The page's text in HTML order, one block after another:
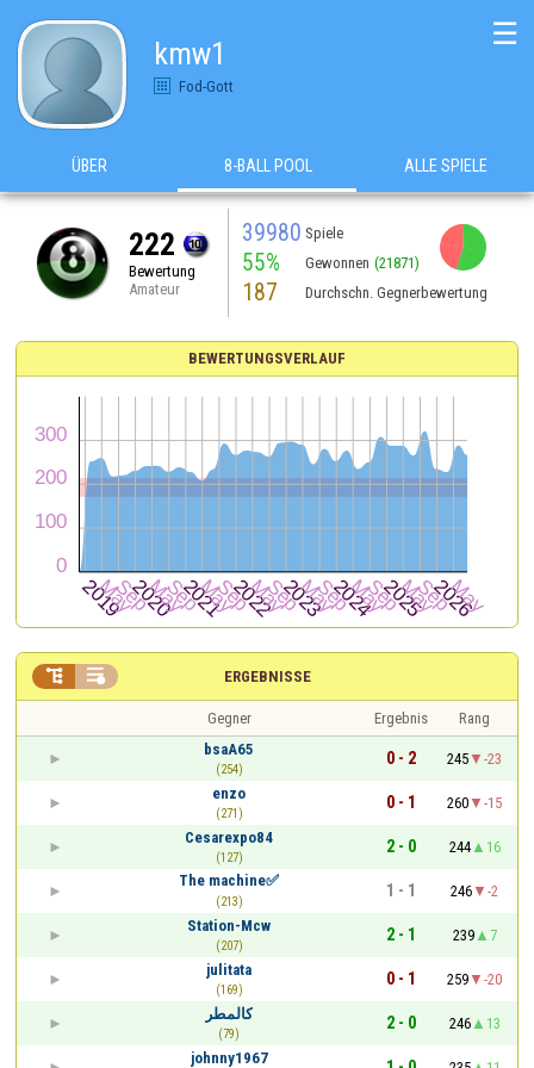
kmw1
Fod-Gott
☰
ÜBER 8-BALL POOL ALLE SPIELE
222
Bewertung
Amateur
39980 Spiele
55% Gewonnen (21871)
187 Durchschn. Gegnerbewertung
BEWERTUNGSVERLAUF
ERGEBNISSE
 
Gegner Ergebnis
Rang
bsaA65
(254)
0 - 2 245
-23
enzo
(271)
0 - 1 260
-15
Cesarexpo84
(127)
2 - 0 244
16
The machine✅
(213)
1 - 1 246
-2
Station-Mcw
(207)
2 - 1 239
7
julitata
(169)
0 - 1 259
-20
كالمطر
(79)
2 - 0 246
13
johnny1967